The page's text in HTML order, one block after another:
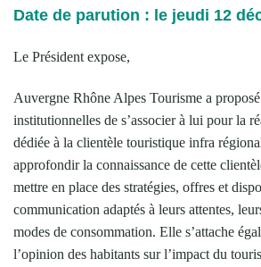
Date de parution : le jeudi 12
Le Président expose,
Auvergne Rhône Alpes Tourisme a proposé
institutionnelles de s’associer à lui pour la
dédiée à la clientèle touristique infra
approfondir la connaissance de cette
mettre en place des stratégies, offres et
communication adaptés à leurs attentes,
modes de consommation. Elle s’attache
l’opinion des habitants sur l’impact du